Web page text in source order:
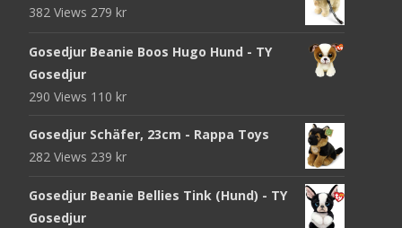
382 Views 279 kr
Gosedjur Beanie Boos Hugo Hund - TY
Gosedjur
290 Views 110 kr
Gosedjur Schäfer, 23cm - Rappa Toys
282 Views 239 kr
Gosedjur Beanie Bellies Tink (Hund) - TY
Gosedjur